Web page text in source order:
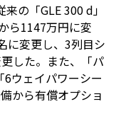
の「GLE 300 d」
ら1147万円に変
に変更し、3列目シ
した。また、「パ
6ウェイパワーシー
から有償オプショ